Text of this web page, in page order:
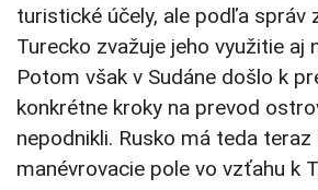
turistické účely, ale podľa správ
Turecko zvažuje jeho využitie aj
Potom však v Sudáne došlo k
konkrétne kroky na prevod
nepodnikli. Rusko má teda teraz
manévrovacie pole vo vzťahu k